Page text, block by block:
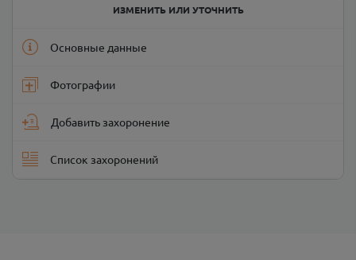
ИЗМЕНИТЬ ИЛИ УТОЧНИТЬ
Основные данные
Фотографии
Добавить захоронение
Список захоронений